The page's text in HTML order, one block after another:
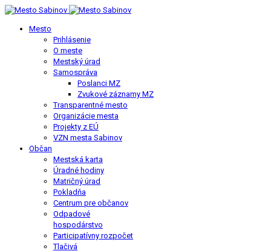
Mesto
Prihlásenie
O meste
Mestský úrad
Samospráva
Poslanci MZ
Zvukové záznamy MZ
Transparentné mesto
Organizácie mesta
Projekty z EÚ
VZN mesta Sabinov
Občan
Mestská karta
Úradné hodiny
Matričný úrad
Pokladňa
Centrum pre občanov
Odpadové
hospodárstvo
Participatívny rozpočet
Tlačivá